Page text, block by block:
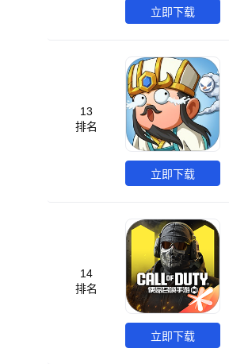
立即下载
13
排名
立即下载
14
排名
立即下载